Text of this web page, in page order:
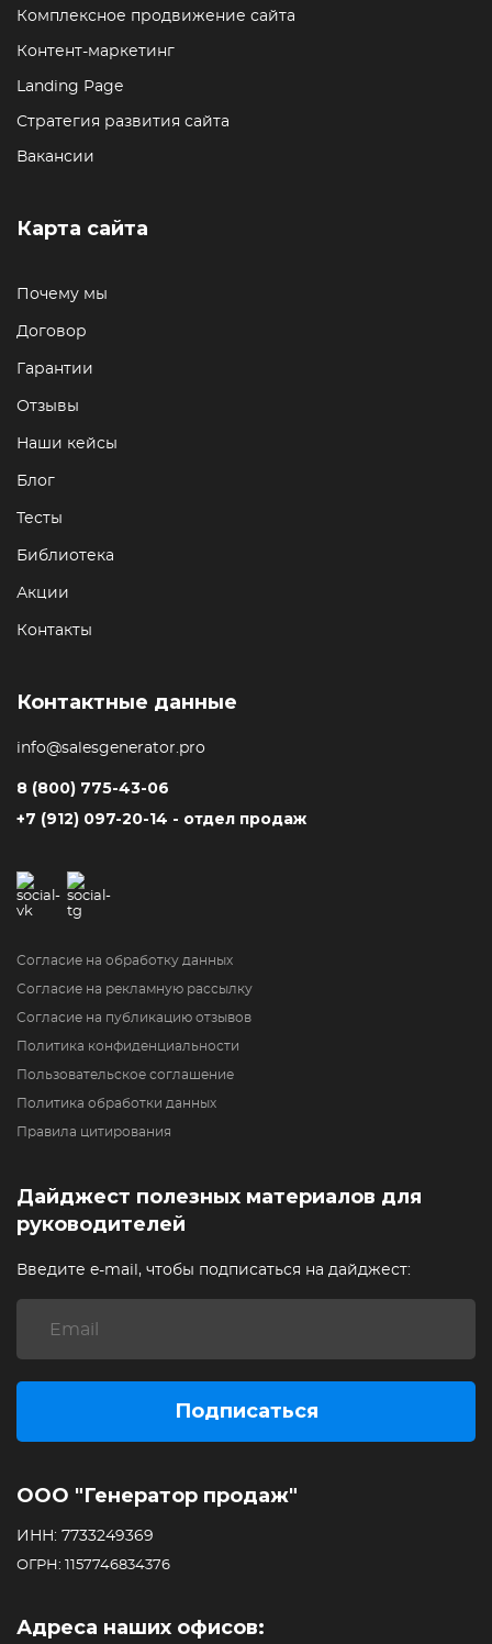
ООО "Генератор продаж"
ИНН: 7733249369
ОГРН: 1157746834376
Адреса наших офисов:
Комплексное продвижение сайта
Контент-маркетинг
Landing Page
Стратегия развития сайта
Вакансии
Карта сайта
Почему мы
Договор
Гарантии
Отзывы
Наши кейсы
Блог
Тесты
Библиотека
Акции
Контакты
Контактные данные
info@salesgenerator.pro
8 (800) 775-43-06
+7 (912) 097-20-14 - отдел продаж
Согласие на обработку данных
Согласие на рекламную рассылку
Согласие на публикацию отзывов
Политика конфиденциальности
Пользовательское соглашение
Политика обработки данных
Правила цитирования
Дайджест полезных материалов для
руководителей
Введите e-mail, чтобы подписаться на дайджест:
Подписаться